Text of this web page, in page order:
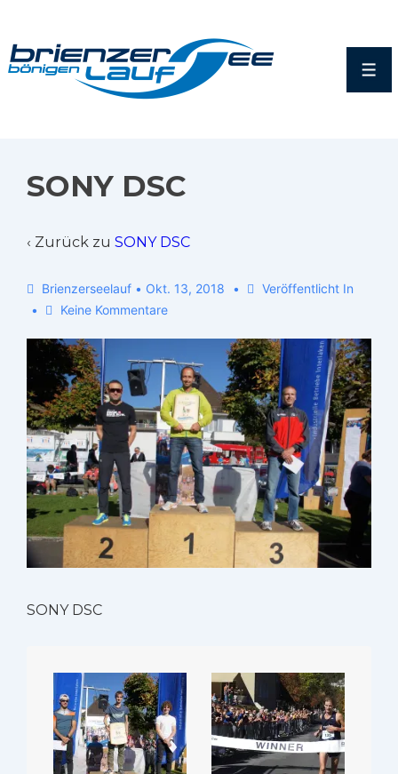
SONY DSC
‹ Zurück zu SONY DSC
Brienzerseelauf • Okt. 13, 2018
Veröffentlicht In
Keine Kommentare
SONY DSC